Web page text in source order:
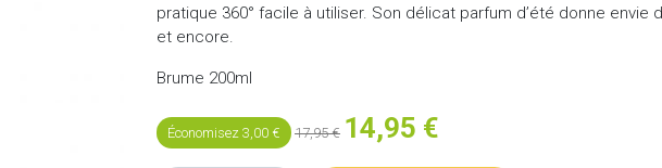
pratique 360° facile à utiliser. Son délicat parfum d’été donne envie
et encore.
Brume 200ml
Économisez 3,00 € 17,95 € 14,95 €